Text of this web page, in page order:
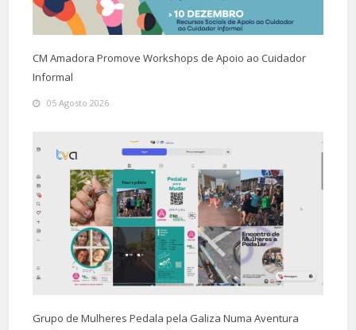
CM Amadora Promove Workshops de Apoio ao Cuidador
Informal
05 Agosto 2026
Grupo de Mulheres Pedala pela Galiza Numa Aventura